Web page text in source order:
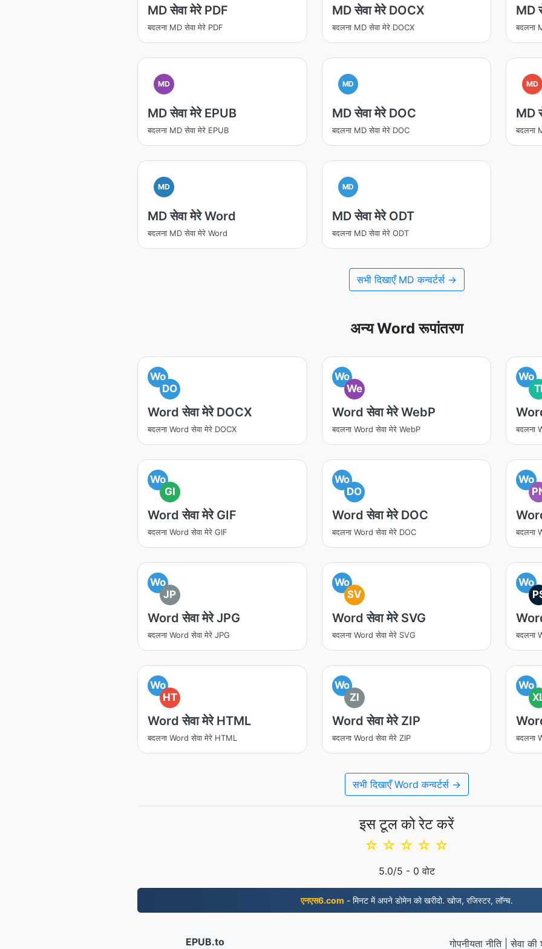
MD सेवा मेरे PDF
बदलना MD सेवा मेरे PDF
MD सेवा मेरे DOCX
बदलना MD सेवा मेरे DOCX
MD
बदलना
MD
MD सेवा मेरे EPUB
बदलना MD सेवा मेरे EPUB
MD
MD सेवा मेरे DOC
बदलना MD सेवा मेरे DOC
MD
MD
बदलना
MD
MD सेवा मेरे Word
बदलना MD सेवा मेरे Word
MD
MD सेवा मेरे ODT
बदलना MD सेवा मेरे ODT
सभी दिखाएँ MD कन्वर्टर्स →
अन्य Word रूपांतरण
Wo
DO
Word सेवा मेरे DOCX
बदलना Word सेवा मेरे DOCX
Wo
We
Word सेवा मेरे WebP
बदलना Word सेवा मेरे WebP
Wo
बदलना
Wo
GI
Word सेवा मेरे GIF
बदलना Word सेवा मेरे GIF
Wo
DO
Word सेवा मेरे DOC
बदलना Word सेवा मेरे DOC
Wo
बदलना
Wo
JP
Word सेवा मेरे JPG
बदलना Word सेवा मेरे JPG
Wo
SV
Word सेवा मेरे SVG
बदलना Word सेवा मेरे SVG
Wo
बदलना
Wo
HT
Word सेवा मेरे HTML
बदलना Word सेवा मेरे HTML
Wo
ZI
Word सेवा मेरे ZIP
बदलना Word सेवा मेरे ZIP
Wo
बदलना
सभी दिखाएँ Word कन्वर्टर्स →
इस टूल को रेट करें
☆
☆
☆
☆
☆
5.0/5 - 0 वोट
एनएस6.com - मिनट में अपने डोमेन को खरीदो. खोज, रजिस्टर, लॉन्च.
EPUB.to गोपनीयता नीति|सेवा की